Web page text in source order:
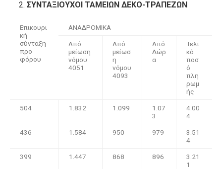
ΣΥΝΤΑΞΙΟΥΧΟΙ ΤΑΜΕΙΩΝ ΔΕΚΟ-ΤΡΑΠΕΖΩΝ
Επικουρι
κή
σύνταξη
προ
φόρου
ΑΝΑΔΡΟΜΙΚΑ
Από
μείωση
νόμου
4051
Από
μείωσ
η
νόμου
4093
Από
Δώρ
α
Τελι
κό
ποσ
ό
πλη
ρωμ
ής
504 1.832 1.099
1.07
3
4.00
4
436 1.584 950 979
3.51
4
399 1.447 868 896
3.21
1